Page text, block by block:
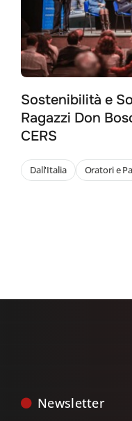
Sostenibilità e
Ragazzi Don
CERS
Dall'Italia Oratori e
Newsletter